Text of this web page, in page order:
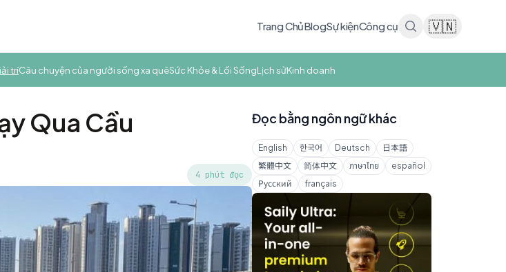
Trang ChủBlogSự kiệnCông cụ 🇻🇳
tríCâu chuyện của người sống xa quêSức Khỏe & Lối SốngLịch sửKinh doanh
Qua Cầu
4 phút đọc
Đọc bằng ngôn ngữ khác
English 한국어 Deutsch
日本語
繁體中文
简体中文 ภาษาไทย
español
Русский
français